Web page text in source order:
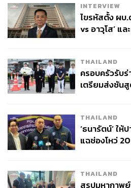
INTERVIEW
ไขรหัสตั้ง ผบ.
vs อาวุโส’ แ
THAILAND
ครอบครัวรับร่
เตรียมส่งชัน
THAILAND
‘ธนารัตน์’ ให้
แฉช่องโหว่
THAILAND
สรุปมหากาพ